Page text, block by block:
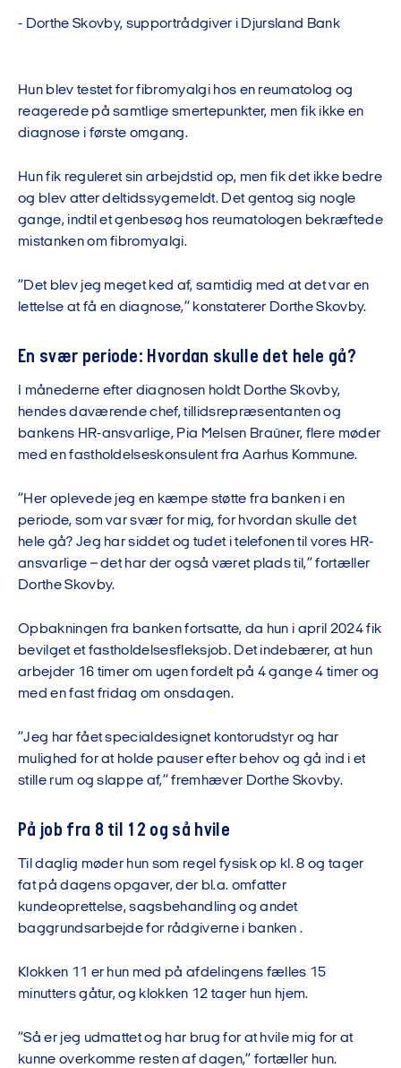
- Dorthe Skovby, supportrådgiver i Djursland Bank
Hun blev testet for fibromyalgi hos en reumatolog og
reagerede på samtlige smertepunkter, men fik ikke en
diagnose i første omgang.
Hun fik reguleret sin arbejdstid op, men fik det ikke bedre
og blev atter deltidssygemeldt. Det gentog sig nogle
gange, indtil et genbesøg hos reumatologen bekræftede
mistanken om fibromyalgi.
”Det blev jeg meget ked af, samtidig med at det var en
lettelse at få en diagnose,” konstaterer Dorthe Skovby.
En svær periode: Hvordan skulle det hele gå?
I månederne efter diagnosen holdt Dorthe Skovby,
hendes daværende chef, tillidsrepræsentanten og
bankens HR-ansvarlige, Pia Melsen Braüner, flere møder
med en fastholdelseskonsulent fra Aarhus Kommune.
”Her oplevede jeg en kæmpe støtte fra banken i en
periode, som var svær for mig, for hvordan skulle det
hele gå? Jeg har siddet og tudet i telefonen til vores HR-
ansvarlige – det har der også været plads til,” fortæller
Dorthe Skovby.
Opbakningen fra banken fortsatte, da hun i april 2024 fik
bevilget et fastholdelsesfleksjob. Det indebærer, at hun
arbejder 16 timer om ugen fordelt på 4 gange 4 timer og
med en fast fridag om onsdagen.
”Jeg har fået specialdesignet kontorudstyr og har
mulighed for at holde pauser efter behov og gå ind i et
stille rum og slappe af,” fremhæver Dorthe Skovby.
På job fra 8 til 12 og så hvile
Til daglig møder hun som regel fysisk op kl. 8 og tager
fat på dagens opgaver, der bl.a. omfatter
kundeoprettelse, sagsbehandling og andet
baggrundsarbejde for rådgiverne i banken .
Klokken 11 er hun med på afdelingens fælles 15
minutters gåtur, og klokken 12 tager hun hjem.
”Så er jeg udmattet og har brug for at hvile mig for at
kunne overkomme resten af dagen,” fortæller hun.